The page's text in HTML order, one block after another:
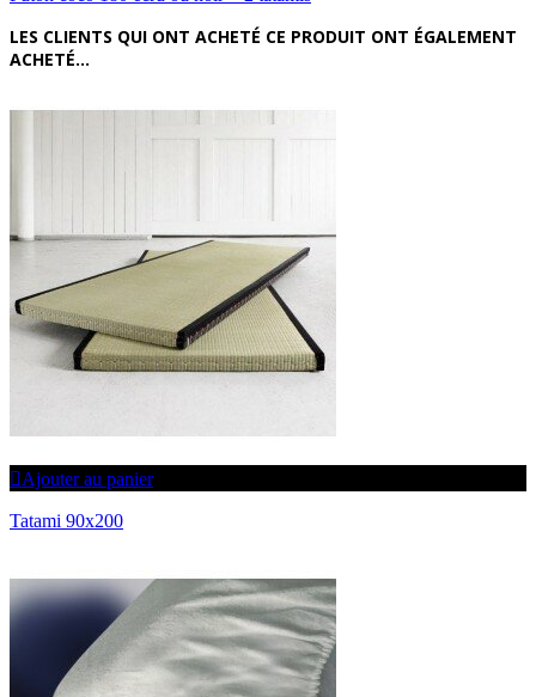
LES CLIENTS QUI ONT ACHETÉ CE PRODUIT ONT ÉGALEMENT
ACHETÉ...
Ajouter au panier
Tatami 90x200